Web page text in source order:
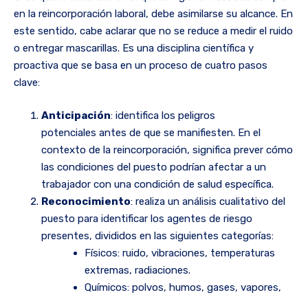
en la reincorporación laboral, debe asimilarse su alcance. En
este sentido, cabe aclarar que no se reduce a medir el ruido
o entregar mascarillas. Es una disciplina científica y
proactiva que se basa en un proceso de cuatro pasos
clave:
Anticipación: identifica los peligros
potenciales antes de que se manifiesten. En el
contexto de la reincorporación, significa prever cómo
las condiciones del puesto podrían afectar a un
trabajador con una condición de salud específica.
Reconocimiento: realiza un análisis cualitativo del
puesto para identificar los agentes de riesgo
presentes, divididos en las siguientes categorías:
Físicos: ruido, vibraciones, temperaturas
extremas, radiaciones.
Químicos: polvos, humos, gases, vapores,